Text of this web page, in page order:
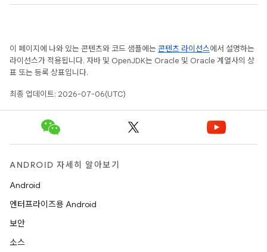
이 페이지에 나와 있는 콘텐츠와 코드 샘플에는 콘텐츠 라이선스에서 설명하는
라이선스가 적용됩니다. 자바 및 OpenJDK는 Oracle 및 Oracle 계열사의 상
표 또는 등록 상표입니다.
최종 업데이트: 2026-07-06(UTC)
ANDROID 자세히 알아보기
Android
엔터프라이즈용 Android
보안
소스